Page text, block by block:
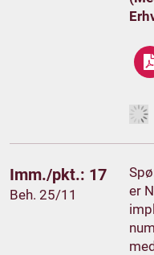
Imm./pkt.: 17
Beh. 25/11
er